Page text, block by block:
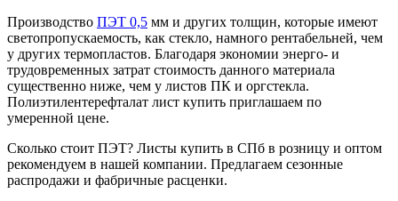
Производство ПЭТ 0,5 мм и других толщин, которые имеют
светопропускаемость, как стекло, намного рентабельней, чем
у других термопластов. Благодаря экономии энерго- и
трудовременных затрат стоимость данного материала
существенно ниже, чем у листов ПК и оргстекла.
Полиэтилентерефталат лист купить приглашаем по
умеренной цене.
Сколько стоит ПЭТ? Листы купить в СПб в розницу и оптом
рекомендуем в нашей компании. Предлагаем сезонные
распродажи и фабричные расценки.